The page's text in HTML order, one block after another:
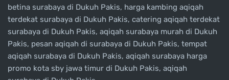
betina surabaya di Dukuh Pakis, harga kambing aqiqah
terdekat surabaya di Dukuh Pakis, catering aqiqah terdekat
surabaya di Dukuh Pakis, aqiqah surabaya murah di Dukuh
Pakis, pesan aqiqah di surabaya di Dukuh Pakis, tempat
aqiqah surabaya di Dukuh Pakis, aqiqah surabaya harga
promo kota sby jawa timur di Dukuh Pakis, aqiqah